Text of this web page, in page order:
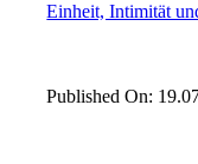
Einheit, Intimität
Published On: